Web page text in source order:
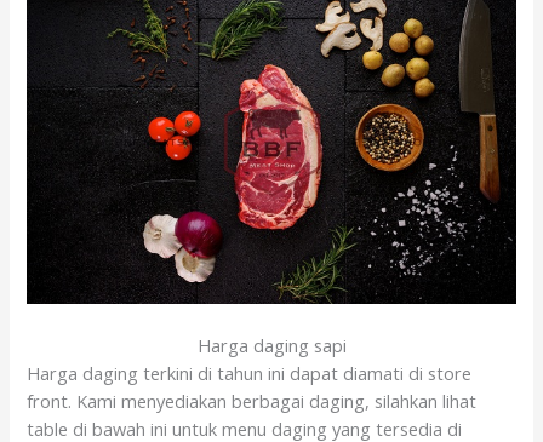
Harga daging sapi
Harga daging terkini di tahun ini dapat diamati di store
front. Kami menyediakan berbagai daging, silahkan lihat
table di bawah ini untuk menu daging yang tersedia di